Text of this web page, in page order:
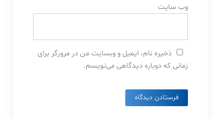
وب‌ سایت
ذخیره نام، ایمیل و وبسایت من در مرورگر برای
زمانی که دوباره دیدگاهی می‌نویسم.